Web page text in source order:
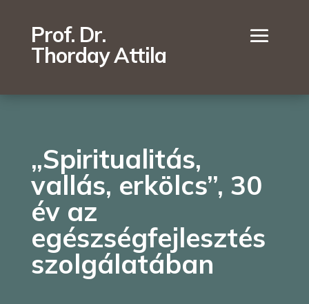
Prof. Dr.
Thorday Attila
„Spiritualitás,
vallás, erkölcs”, 30
év az
egészségfejlesztés
szolgálatában